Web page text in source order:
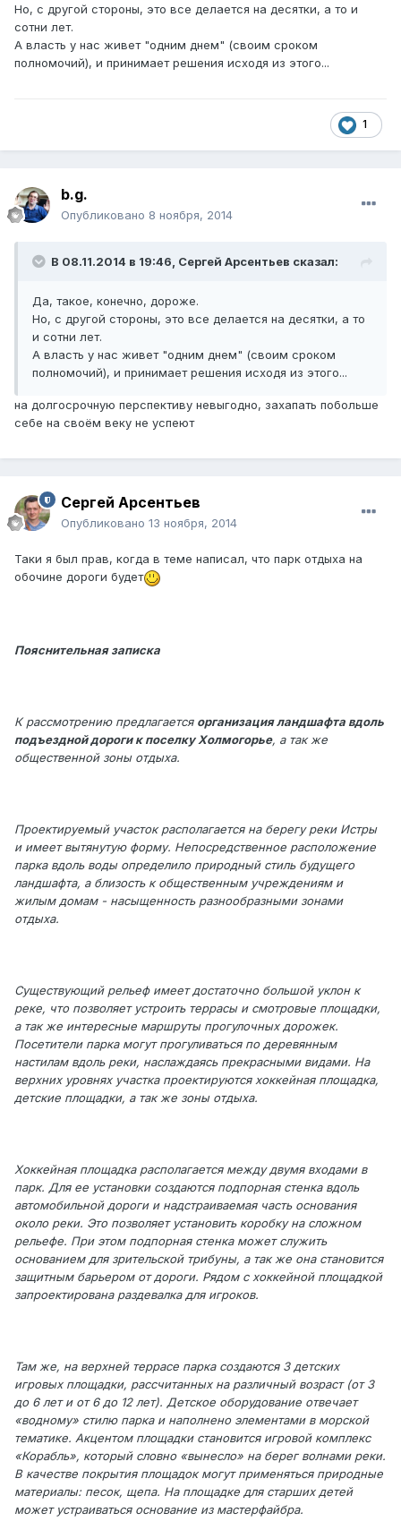
Но, с другой стороны, это все делается на десятки, а то и
сотни лет.
А власть у нас живет "одним днем" (своим сроком
полномочий), и принимает решения исходя из этого...
1
b.g.
Опубликовано 8 ноября, 2014
В 08.11.2014 в 19:46, Сергей Арсентьев сказал:
Да, такое, конечно, дороже.
Но, с другой стороны, это все делается на десятки, а то
и сотни лет.
А власть у нас живет "одним днем" (своим сроком
полномочий), и принимает решения исходя из этого...
на долгосрочную перспективу невыгодно, захапать побольше
себе на своём веку не успеют
Сергей Арсентьев
Опубликовано 13 ноября, 2014
Таки я был прав, когда в теме написал, что парк отдыха на
обочине дороги будет
Пояснительная записка
К рассмотрению предлагается организация ландшафта вдоль
подъездной дороги к поселку Холмогорье, а так же
общественной зоны отдыха.
Проектируемый участок располагается на берегу реки Истры
и имеет вытянутую форму. Непосредственное расположение
парка вдоль воды определило природный стиль будущего
ландшафта, а близость к общественным учреждениям и
жилым домам - насыщенность разнообразными зонами
отдыха.
Существующий рельеф имеет достаточно большой уклон к
реке, что позволяет устроить террасы и смотровые площадки,
а так же интересные маршруты прогулочных дорожек.
Посетители парка могут прогуливаться по деревянным
настилам вдоль реки, наслаждаясь прекрасными видами. На
верхних уровнях участка проектируются хоккейная площадка,
детские площадки, а так же зоны отдыха.
Хоккейная площадка располагается между двумя входами в
парк. Для ее установки создаются подпорная стенка вдоль
автомобильной дороги и надстраиваемая часть основания
около реки. Это позволяет установить коробку на сложном
рельефе. При этом подпорная стенка может служить
основанием для зрительской трибуны, а так же она становится
защитным барьером от дороги. Рядом с хоккейной площадкой
запроектирована раздевалка для игроков.
Там же, на верхней террасе парка создаются 3 детских
игровых площадки, рассчитанных на различный возраст (от 3
до 6 лет и от 6 до 12 лет). Детское оборудование отвечает
«водному» стилю парка и наполнено элементами в морской
тематике. Акцентом площадки становится игровой комплекс
«Корабль», который словно «вынесло» на берег волнами реки.
В качестве покрытия площадок могут применяться природные
материалы: песок, щепа. На площадке для старших детей
может устраиваться основание из мастерфайбра.